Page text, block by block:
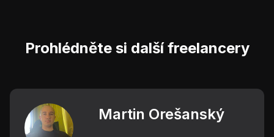
Prohlédněte si další freelancery
Martin Orešanský